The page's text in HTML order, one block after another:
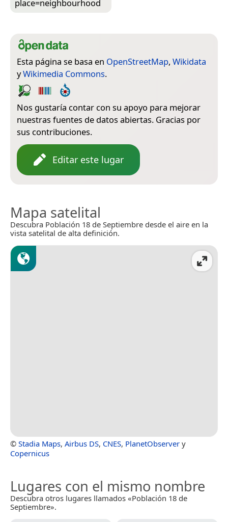
place=­neighbourhood
Esta página se basa en OpenStreetMap, Wikidata
yWikimedia Commons.
Nos gustaría contar con su apoyo para mejorar
nuestras fuentes de datos abiertas. Gracias por
sus contribuciones.
Editar este lugar
Mapa satelital
Descubra Población 18 de Septiembre desde el aire en la
vista satelital de alta definición.
© Stadia Maps, Airbus DS, CNES, PlanetObserver y
Copernicus
Lugares con el mismo nombre
Descubra otros lugares llamados «Población 18 de
Septiembre».